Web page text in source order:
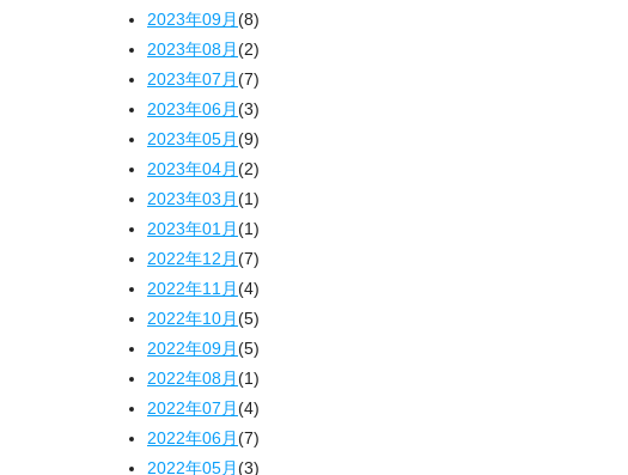
2023年09月(8)
2023年08月(2)
2023年07月(7)
2023年06月(3)
2023年05月(9)
2023年04月(2)
2023年03月(1)
2023年01月(1)
2022年12月(7)
2022年11月(4)
2022年10月(5)
2022年09月(5)
2022年08月(1)
2022年07月(4)
2022年06月(7)
2022年05月(3)